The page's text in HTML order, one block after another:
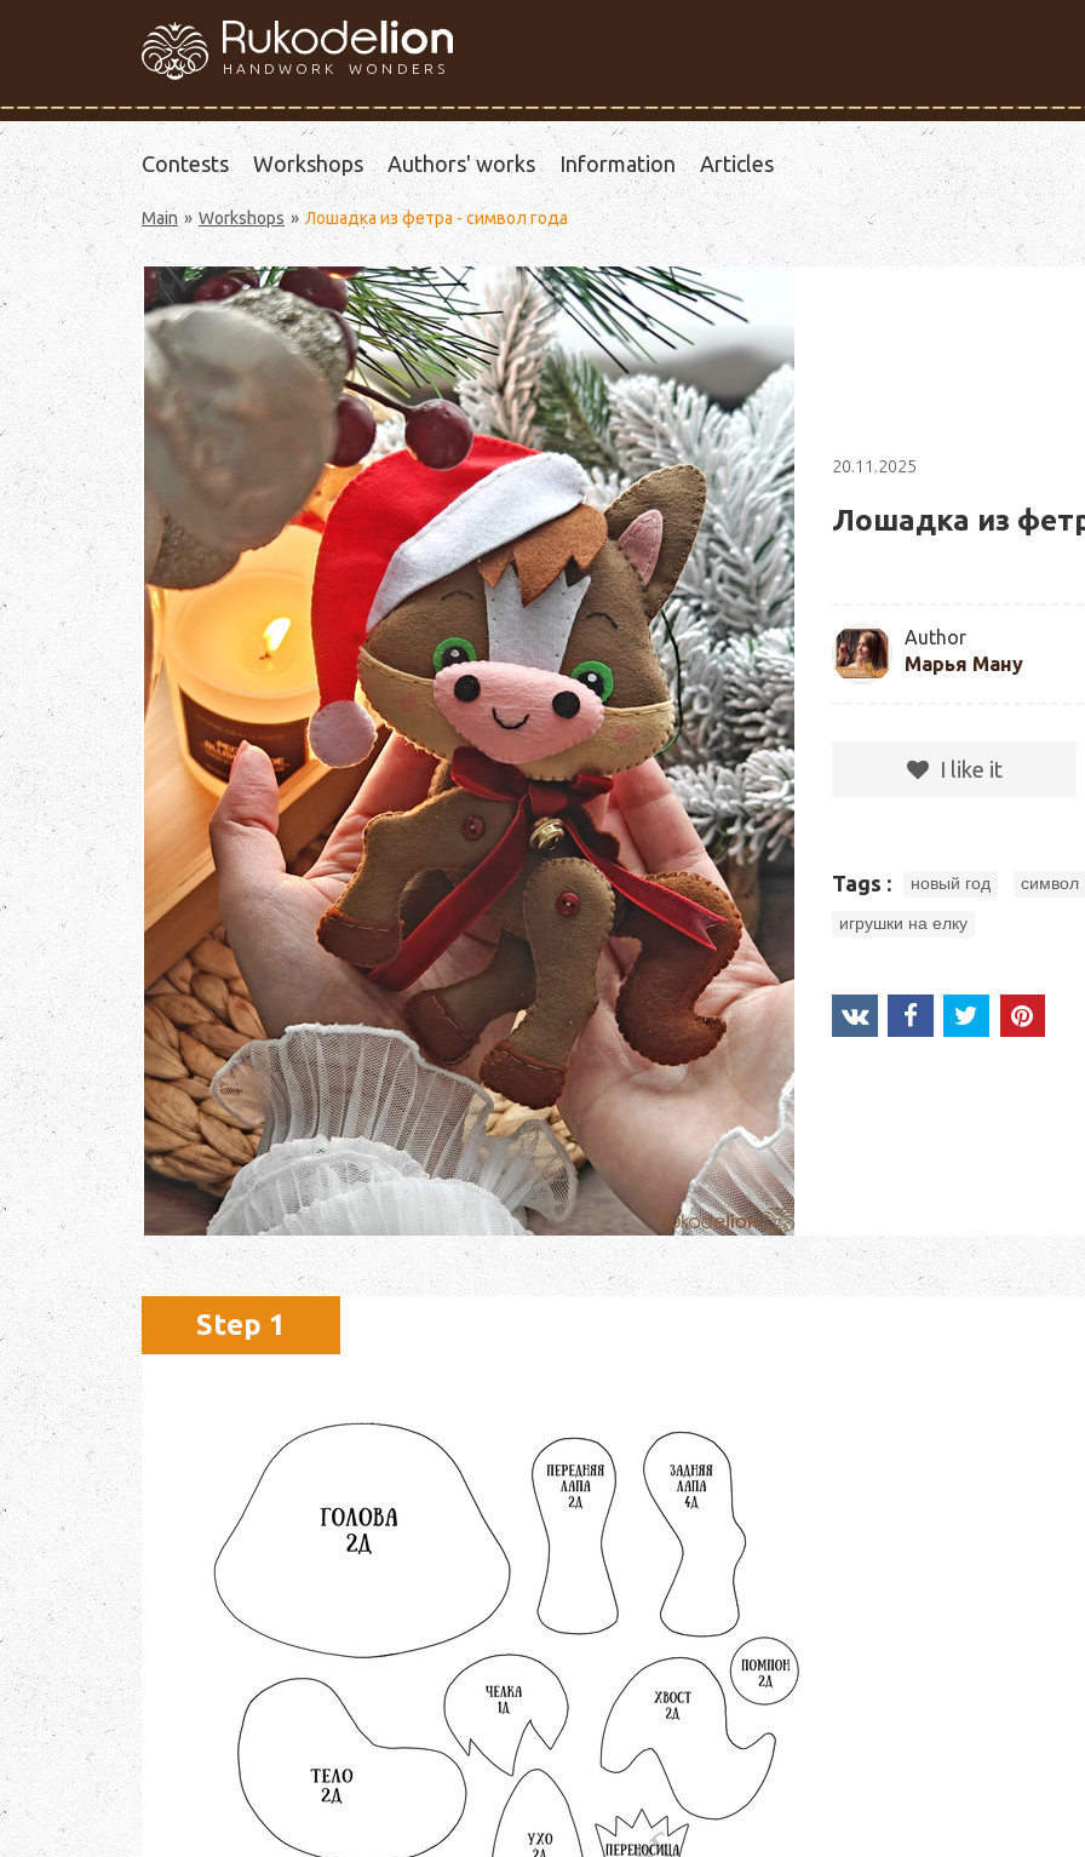
HANDWORK WONDERS
Contests Workshops Authors' works Information Articles
Main Workshops Лошадка из фетра - символ года
20.11.2025
Лошадка из
Author
Марья Ману
I like it
Tags : новый год символ
игрушки на елку
Step 1